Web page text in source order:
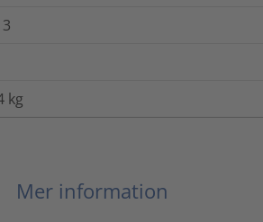
kg
Mer information